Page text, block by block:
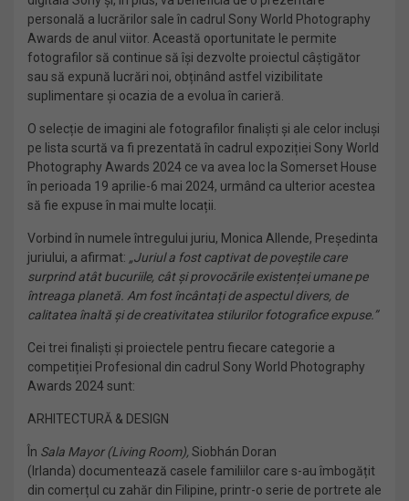
personală a lucrărilor sale în cadrul Sony World Photography
Awards de anul viitor. Această oportunitate le permite
fotografilor să continue să își dezvolte proiectul câștigător
sau să expună lucrări noi, obținând astfel vizibilitate
suplimentare și ocazia de a evolua în carieră.
O selecție de imagini ale fotografilor finaliști și ale celor incluși
pe lista scurtă va fi prezentată în cadrul expoziției Sony World
Photography Awards 2024 ce va avea loc la Somerset House
în perioada 19 aprilie-6 mai 2024, urmând ca ulterior acestea
să fie expuse în mai multe locații.
Vorbind în numele întregului juriu, Monica Allende, Președinta
juriului, a afirmat: „Juriul a fost captivat de poveștile care
surprind atât bucuriile, cât și provocările existenței umane pe
întreaga planetă. Am fost încântați de aspectul divers, de
calitatea înaltă și de creativitatea stilurilor fotografice expuse.”
Cei trei finaliști și proiectele pentru fiecare categorie a
competiției Profesional din cadrul Sony World Photography
Awards 2024 sunt:
ARHITECTURĂ & DESIGN
În Sala Mayor (Living Room), Siobhán Doran
(Irlanda) documentează casele familiilor care s-au îmbogățit
din comerțul cu zahăr din Filipine, printr-o serie de portrete ale